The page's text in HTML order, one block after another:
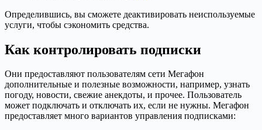
Определившись, вы сможете деактивировать неиспользуемые
услуги, чтобы сэкономить средства.
Как контролировать подписки
Они предоставляют пользователям сети Мегафон
дополнительные и полезные возможности, например, узнать
погоду, новости, свежие анекдоты, и прочее. Пользователь
может подключать и отключать их, если не нужны. Мегафон
предоставляет много вариантов управления подписками: